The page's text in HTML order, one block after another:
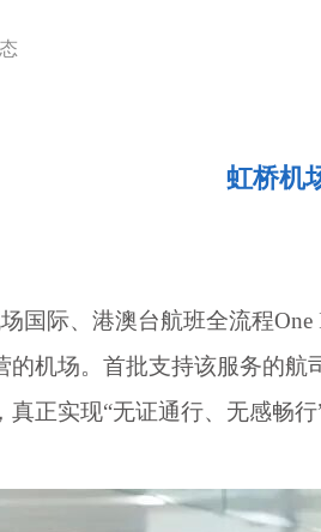
虹桥机
国际、港澳台航班全流程
的机场。首批支持该服务的
真正实现“无证通行、无感畅